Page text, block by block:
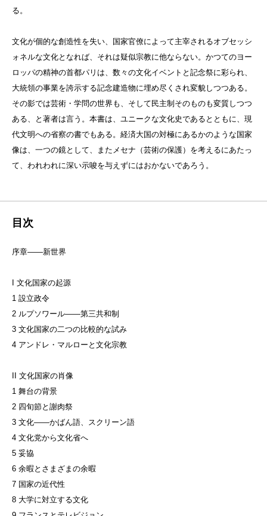
る。
文化が個的な創造性を失い、国家官僚によって主宰されるオブセッシ
ォネルな文化となれば、それは疑似宗教に他ならない。かつてのヨー
ロッパの精神の首都パリは、数々の文化イベントと記念祭に彩られ、
大統領の事業を誇示する記念建造物に埋め尽くされ変貌しつつある。
その影では芸術・学問の世界も、そして民主制そのものも変質しつつ
ある、と著者は言う。本書は、ユニークな文化史であるとともに、現
代文明への省察の書でもある。経済大国の対極にあるかのような国家
像は、一つの鏡として、またメセナ（芸術の保護）を考えるにあたっ
て、われわれに深い示唆を与えずにはおかないであろう。
目次
序章——新世界
I 文化国家の起源
1 設立政令
2 ルプソワール——第三共和制
3 文化国家の二つの比較的な試み
4 アンドレ・マルローと文化宗教
II 文化国家の肖像
1 舞台の背景
2 四旬節と謝肉祭
3 文化——かばん語、スクリーン語
4 文化党から文化省へ
5 妥協
6 余暇とさまざまの余暇
7 国家の近代性
8 大学に対立する文化